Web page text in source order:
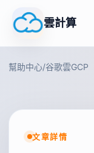
雲計算
幫助中心/谷歌雲GCP
文章詳情